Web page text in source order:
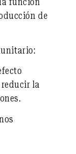
de
:
reducir la
.